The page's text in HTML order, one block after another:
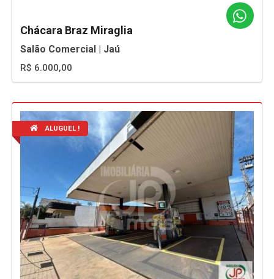
Chácara Braz Miraglia
Salão Comercial | Jaú
R$ 6.000,00
ALUGUEL !